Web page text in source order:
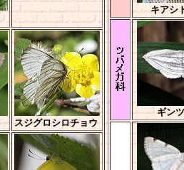
スジグロシロチョウ
キアシ
ギン